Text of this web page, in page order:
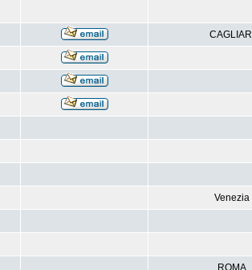
CAGLIARI
Venezia
ROMA